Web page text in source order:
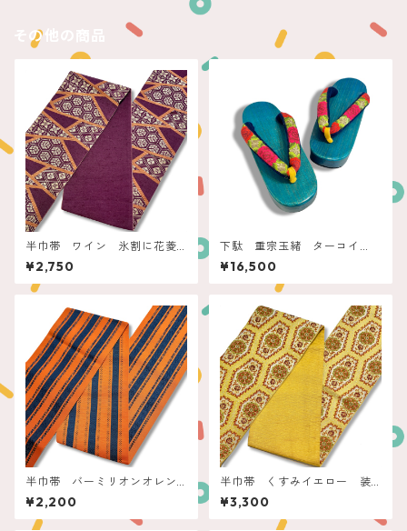
その他の商品
半巾帯 ワイン 氷割に花菱
亀甲
¥2,750
下駄 重宗玉緒 ターコイ
ズ フラワー刺繍
¥16,500
半巾帯 バーミリオンオレン
ジ ネイビー縞
¥2,200
半巾帯 くすみイエロー 装
飾花亀甲
¥3,300